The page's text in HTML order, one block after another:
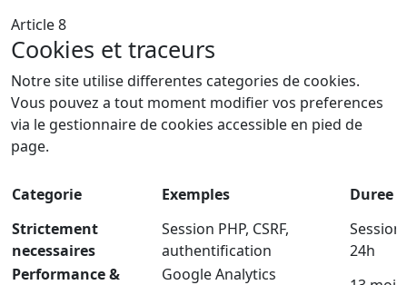
Article 8
Cookies et traceurs
Notre site utilise differentes categories de cookies.
Vous pouvez a tout moment modifier vos preferences
via le gestionnaire de cookies accessible en pied de
page.
Categorie Exemples
Duree
Strictement
necessaires
Session PHP, CSRF,
authentification
Session
24h
Performance &
Google Analytics